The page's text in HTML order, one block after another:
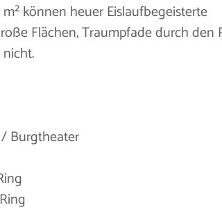
können heuer Eislaufbegeisterte
Flächen, Traumpfade durch den
/ Burgtheater